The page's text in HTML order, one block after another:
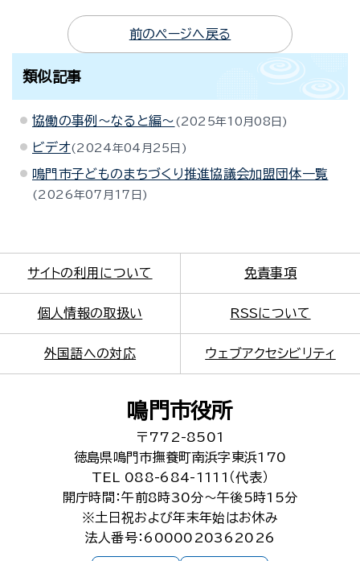
前のページへ戻る
類似記事
協働の事例～なると編～ 2025年10月08日
ビデオ 2024年04月25日
鳴門市子どものまちづくり推進協議会加盟団体一覧
2026年07月17日
サイトの利用について 免責事項
個人情報の取扱い RSSについて
外国語への対応 ウェブアクセシビリティ
鳴門市役所
〒772-8501
徳島県鳴門市撫養町南浜字東浜170
TEL 088-684-1111（代表）
開庁時間：午前8時30分～午後5時15分
※土日祝および年末年始はお休み
法人番号：6000020362026